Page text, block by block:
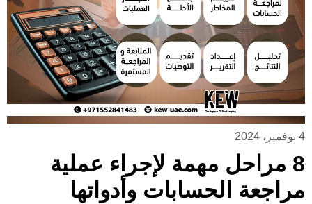
4 نوفمبر، 2024
8 مراحل مهمة لإجراء عملية
مراجعة الحسابات وأدواتها